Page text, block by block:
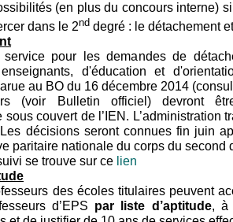
(en plus du concours interne)
dans le 2nd degré : le détachement
pour les demandes de
d'éducation et
au BO du 16 décembre 2014
(voir Bulletin officiel) devront
sous couvert de l’IEN. L’administration
décisions seront connues fin juin
paritaire nationale du corps du second
se trouve sur ce lien
des écoles titulaires peuvent
d’EPS par liste d’aptitude, à